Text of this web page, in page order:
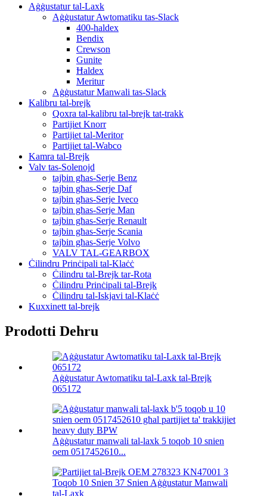
Aġġustatur tal-Laxk
Aġġustatur Awtomatiku tas-Slack
400-haldex
Bendix
Crewson
Gunite
Ħaldex
Meritur
Aġġustatur Manwali tas-Slack
Kalibru tal-brejk
Qoxra tal-kalibru tal-brejk tat-trakk
Partijiet Knorr
Partijiet tal-Meritor
Partijiet tal-Wabco
Kamra tal-Brejk
Valv tas-Solenojd
tajbin għas-Serje Benz
tajbin għas-Serje Daf
tajbin għas-Serje Iveco
tajbin għas-Serje Man
tajbin għas-Serje Renault
tajbin għas-Serje Scania
tajbin għas-Serje Volvo
VALV TAL-GEARBOX
Ċilindru Prinċipali tal-Klaċċ
Ċilindru tal-Brejk tar-Rota
Ċilindru Prinċipali tal-Brejk
Ċilindru tal-Iskjavi tal-Klaċċ
Kuxxinett tal-brejk
Prodotti Dehru
Aġġustatur Awtomatiku tal-Laxk tal-Brejk
065172
Aġġustatur manwali tal-laxk 5 toqob 10 snien
oem 0517452610...